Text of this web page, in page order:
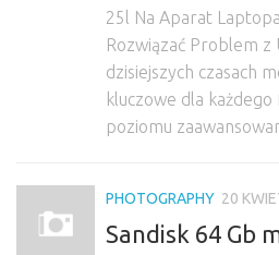
25l Na Aparat
Rozwiązać Problem z
dzisiejszych czasach
kluczowe dla
poziomu
PHOTOGRAPHY 20
Sandisk 64 Gb